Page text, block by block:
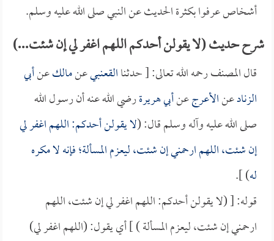
أشخاص عرفوا بكثرة الحديث عن النبي صلى الله عليه وسلم.
شرح حديث (لا يقولن أحدكم اللهم اغفر لي إن شئت...)
قال المصنف رحمه الله تعالى: [ حدثناالقعنبيعنمالكعنأبي
الزنادعنالأعرجعنأبي هريرةرضي الله عنه أن رسول الله
صلى الله عليه وآله وسلم قال: (لا يقولن أحدكم: اللهم اغفر لي
إن شئت، اللهم ارحمني إن شئت، ليعزم المسألة؛ فإنه لا مكره
له) ].
قوله: [ (لا يقولن أحدكم: اللهم اغفر لي إن شئت، اللهم
ارحمني إن شئت، ليعزم المسألة ) ] أي يقول: (اللهم اغفر لي)